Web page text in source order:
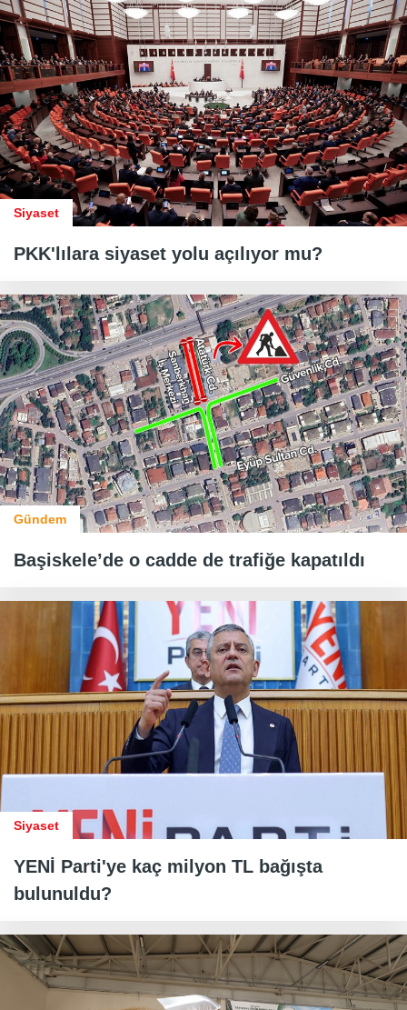
Siyaset
PKK'lılara siyaset yolu açılıyor mu?
Gündem
Başiskele’de o cadde de trafiğe kapatıldı
Siyaset
YENİ Parti'ye kaç milyon TL bağışta
bulunuldu?